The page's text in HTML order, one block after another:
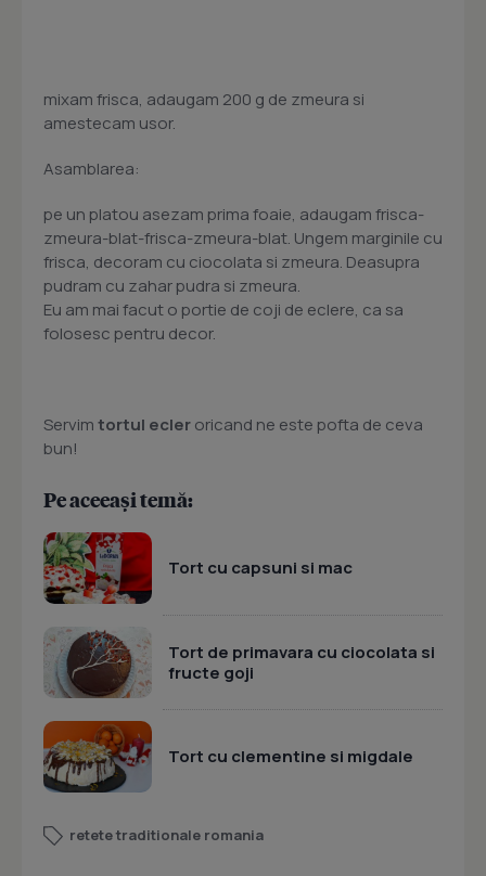
mixam frisca, adaugam 200 g de zmeura si
amestecam usor.
Asamblarea:
pe un platou asezam prima foaie, adaugam frisca-
zmeura-blat-frisca-zmeura-blat. Ungem marginile cu
frisca, decoram cu ciocolata si zmeura. Deasupra
pudram cu zahar pudra si zmeura.
Eu am mai facut o portie de coji de eclere, ca sa
folosesc pentru decor.
Servimtortul ecleroricand ne este pofta de ceva
bun!
Pe aceeași temă:
Tort cu capsuni si mac
Tort de primavara cu ciocolata si
fructe goji
Tort cu clementine si migdale
retete traditionale romania